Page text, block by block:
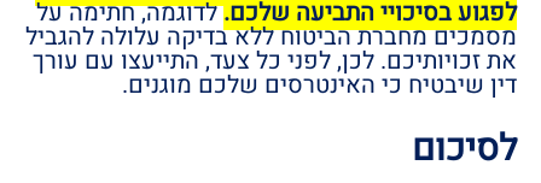
לפגוע בסיכויי התביעה שלכם.לדוגמה, חתימה על
מסמכים מחברת הביטוח ללא בדיקה עלולה להגביל
את זכויותיכם. לכן, לפני כל צעד, התייעצו עם עורך
דין שיבטיח כי האינטרסים שלכם מוגנים.
לסיכום